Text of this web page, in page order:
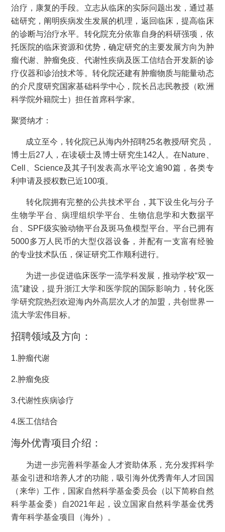
治疗，康复的手段。立志从临床的实际问题出发，通过基
础研究，阐明疾病发生发展的机理，返回临床，提高临床
的诊断与治疗水平。转化院充分依靠自身的科研强项，依
托医院的临床资源和优势，确定研究的主要发展方向为肿
瘤代谢、肿瘤免疫、代谢性疾病及医工信结合开发新的诊
疗仪器和诊治技术等。转化院还建有肿瘤物质与能量动态
的介尺度研究国家基础科学中心，院长吕志民教授（欧洲
科学院外籍院士）担任首席科学家。
聚贤纳才：
成立至今，转化院已从海内外招聘25名教授/研究员，
博士后27人，在读硕士及博士研究生142人。在Nature、
Cell、Science及其子刊发表高水平论文逾90篇，各类专
利申请及授权数已近100项。
转化院拥有完整的公共技术平台，其下设生化与分子
生物学平台、病理组织学平台、生物信息学和大数据平
台、SPF级实验动物平台及斑马鱼模型平台。平台已拥有
5000多万人民币的大型仪器设备，并配有一支富有经验
的专业技术队伍，保证研究工作顺利进行。
为进一步促进临床医学一流学科发展，推动学校“双一
流”建设，提升浙江大学和医学院的国际影响力，转化医
学研究院热烈欢迎海内外高层次人才的加盟，共创世界一
流大学宏伟目标。
招聘领域及方向：
1.肿瘤代谢
2.肿瘤免疫
3.代谢性疾病诊疗
4.医工信结合
海外优青项目介绍：
为进一步完善科学基金人才资助体系，充分发挥科学
基金引进和培养人才的功能，吸引海外优秀青年人才回国
（来华）工作，国家自然科学基金委员会（以下简称自然
科学基金委）自2021年起，设立国家自然科学基金优秀
青年科学基金项目（海外）。